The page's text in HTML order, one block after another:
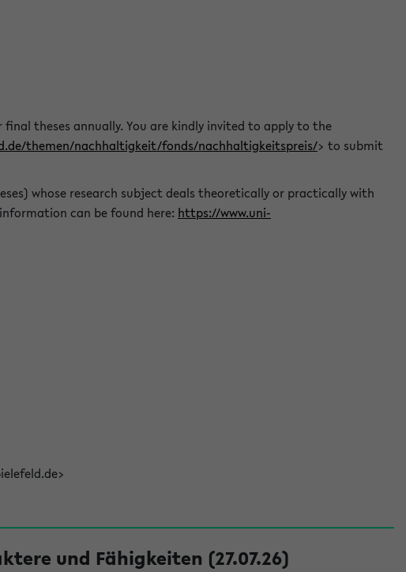
theses annually. You are kindly invited to apply to the
themen/nachhaltigkeit/fonds/nachhaltigkeitspreis/> to submit
whose research subject deals theoretically or practically with
can be found here: https://www.uni-
und Fähigkeiten (27.07.26)